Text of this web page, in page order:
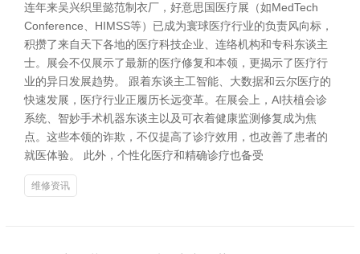
连年来吴兴织里懿范制衣厂，好意思国医疗展（如MedTech
Conference、HIMSS等）已成为寰球医疗行业的负责风向标，
积攒了来自天下各地的医疗科技企业、连络机构和专科东谈主
士。展会不仅展示了最新的医疗修复和本领，更揭示了医疗行
业的异日发展趋势。 跟着东谈主工智能、大数据和云尔医疗的
快速发展，医疗行业正履历长远变革。在展会上，AI扶植会诊
系统、智妙手术机器东谈主以及可衣着健康监测修复成为焦
点。这些本领的诈欺，不仅提高了诊疗效用，也改善了患者的
就医体验。 此外，个性化医疗和精确诊疗也备受
维修资讯